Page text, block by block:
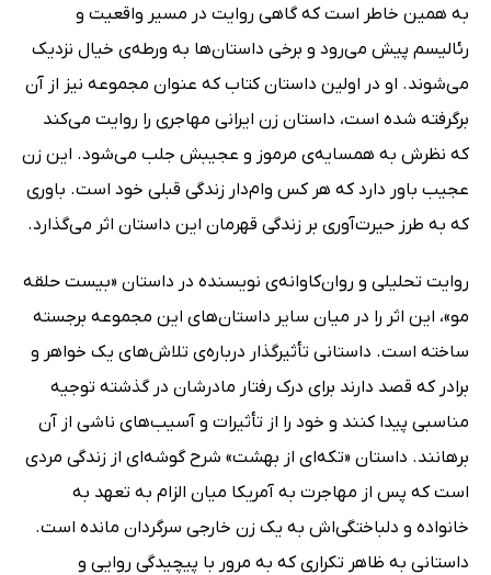
به همین خاطر است که گاهی روایت در مسیر واقعیت و
رئالیسم پیش می‌رود و برخی داستان‌ها به ورطه‌ی خیال نزدیک
می‌شوند. او در اولین داستان کتاب که عنوان مجموعه نیز از آن
برگرفته شده است، داستان زن ایرانی مهاجری را روایت می‌کند
که نظرش به همسایه‌ی مرموز و عجیبش جلب می‌شود. این زن
عجیب باور دارد که هر کس وام‌دار زندگی قبلی خود است. باوری
که به طرز حیرت‌آوری بر زندگی قهرمان این داستان اثر می‌گذارد.
روایت تحلیلی و روان‌کاوانه‌ی نویسنده در داستان «بیست حلقه
مو»، این اثر را در میان سایر داستان‌های این مجموعه برجسته
ساخته است. داستانی تأثیرگذار درباره‌ی تلاش‌های یک خواهر و
برادر که قصد دارند برای درک رفتار مادرشان در گذشته توجیه
مناسبی پیدا کنند و خود را از تأثیرات و آسیب‌های ناشی از آن
برهانند. داستان «تکه‌ای از بهشت» شرح گوشه‌ای از زندگی مردی
است که پس از مهاجرت به آمریکا میان الزام به تعهد به
خانواده و دلباختگی‌اش به یک زن خارجی سرگردان مانده است.
داستانی به ظاهر تکراری که به مرور با پیچیدگی روایی و